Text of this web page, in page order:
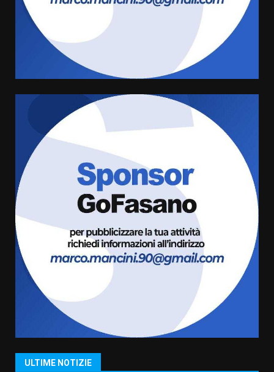
ULTIME NOTIZIE
“I Contestatori: Musica di
Rivoluzione”: nuovo
appuntamento con “Fasano in
Banda”
amarezza per esclusione dal
campionato di calcio”
7 Agosto 2026 06:00
Fasanese ferito a colpi di arma
da fuoco
6 Agosto 2026 18:13
Carta d’identità: continua il piano
di aperture straordinarie del
Comune di Fasano
6 Agosto 2026 14:16
1
La Banda Città di Fasano apre
ufficialmente la Festa di